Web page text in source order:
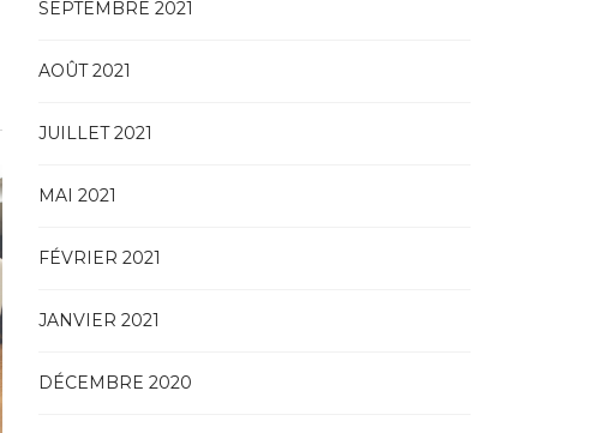
SEPTEMBRE 2021
AOÛT 2021
JUILLET 2021
MAI 2021
FÉVRIER 2021
JANVIER 2021
DÉCEMBRE 2020